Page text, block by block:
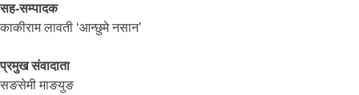
सह-सम्पादक
काकीराम लावती ‘आन्छुमे नसान’
प्रमुख संवादाता
सङसेमी माङयुङ